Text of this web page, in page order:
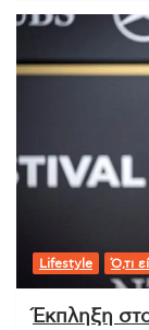
Lifestyle Ό,τι
Έκπληξη